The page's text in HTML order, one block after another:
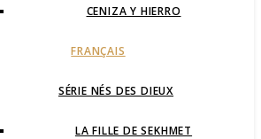
CENIZA Y HIERRO
FRANÇAIS
SÉRIE NÉS DES DIEUX
LA FILLE DE SEKHMET